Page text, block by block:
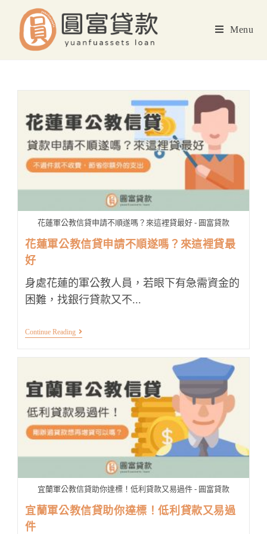
content
Menu
花蓮軍公教信貸申請不順遂嗎？來這裡貸最好 - 圓富貸款
花蓮軍公教信貸申請不順遂嗎？來這裡貸最
好
身處花蓮的軍公教人員，若眼下有急需資金的
困難，找銀行貸款又不...
Continue Reading花
蓮
信
貸
申
請
不
順
遂
來
貸
最
好
宜蘭軍公教信貸助你達標！低利貸款又易過件 - 圓富貸款
宜蘭軍公教信貸助你達標！低利貸款又易過
件